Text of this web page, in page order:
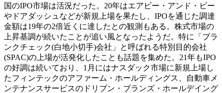
国のIPO市場は活況だった。20年はエアビー・アンド・ビー
やドアダッシュなどが新規上場を果たし、IPOを通じた調達
金額は19年の2倍近くに達したとの観測もある。株式市場の
上昇基調が続いたことが追い風となったようだ。特に「ブラ
ンクチェック(白地小切手)会社」と呼ばれる特別目的会社
(SPAC)の上場が活発化したことも話題を集めた。21年もIPO
の好調は続いており、1月にはナスダック市場に新規上場し
たフィンテックのアファーム・ホールディングス、自動車メ
ンテナンスサービスのドリブン・ブランズ・ホールデイング